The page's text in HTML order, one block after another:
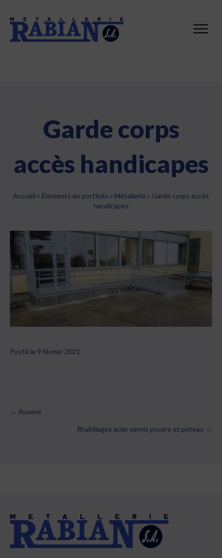
Garde corps
accès handicapes
Accueil » Éléments du portfolio » Métallerie » Garde corps accès
handicapes
Posté le 9 février 2021
Posts
navigation
← Auvent
Rhabillages acier vernis poutre et poteau →